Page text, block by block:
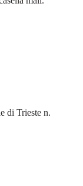
di Trieste n.